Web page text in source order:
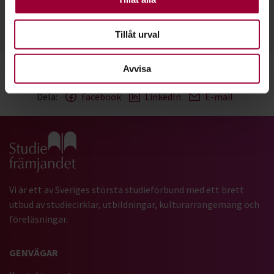
Tillåt urval
Avvisa
070-882 79 61
Läs mer
Dela: Facebook LinkedIn E-mail
Gå till studiefrämjandets startsida
Vi är ett av Sveriges största studieförbund med ett brett
utbud av studiecirklar, utbildningar, kulturarrangemang och
föreläsningar.
GENVÄGAR